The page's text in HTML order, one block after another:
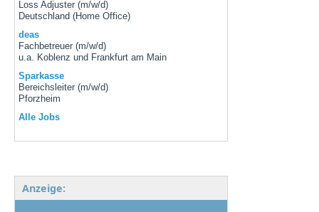
Loss Adjuster (m/w/d)
Deutschland (Home Office)
deas
Fachbetreuer (m/w/d)
u.a. Koblenz und Frankfurt am Main
Sparkasse
Bereichsleiter (m/w/d)
Pforzheim
Alle Jobs
Anzeige: